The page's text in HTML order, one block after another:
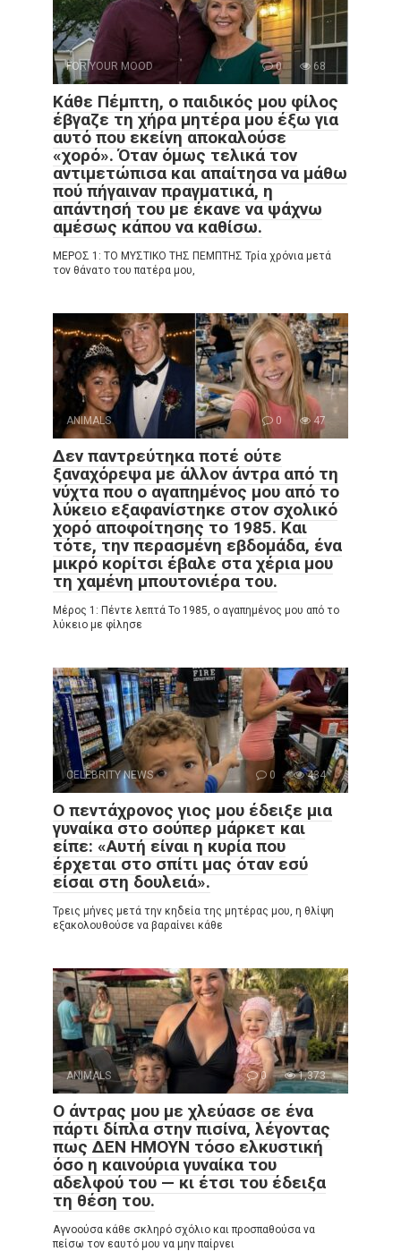
FOR YOUR MOOD 0 68
Κάθε Πέμπτη, ο παιδικός μου φίλος
έβγαζε τη χήρα μητέρα μου έξω για
αυτό που εκείνη αποκαλούσε
«χορό». Όταν όμως τελικά τον
αντιμετώπισα και απαίτησα να μάθω
πού πήγαιναν πραγματικά, η
απάντησή του με έκανε να ψάχνω
αμέσως κάπου να καθίσω.
ΜΕΡΟΣ 1: ΤΟ ΜΥΣΤΙΚΟ ΤΗΣ ΠΕΜΠΤΗΣ Τρία χρόνια μετά
τον θάνατο του πατέρα μου,
ANIMALS 0 47
Δεν παντρεύτηκα ποτέ ούτε
ξαναχόρεψα με άλλον άντρα από τη
νύχτα που ο αγαπημένος μου από το
λύκειο εξαφανίστηκε στον σχολικό
χορό αποφοίτησης το 1985. Και
τότε, την περασμένη εβδομάδα, ένα
μικρό κορίτσι έβαλε στα χέρια μου
τη χαμένη μπουτονιέρα του.
Μέρος 1: Πέντε λεπτά Το 1985, ο αγαπημένος μου από το
λύκειο με φίλησε
CELEBRITY NEWS 0 434
Ο πεντάχρονος γιος μου έδειξε μια
γυναίκα στο σούπερ μάρκετ και
είπε: «Αυτή είναι η κυρία που
έρχεται στο σπίτι μας όταν εσύ
είσαι στη δουλειά».
Τρεις μήνες μετά την κηδεία της μητέρας μου, η θλίψη
εξακολουθούσε να βαραίνει κάθε
ANIMALS 0 1,373
Ο άντρας μου με χλεύασε σε ένα
πάρτι δίπλα στην πισίνα, λέγοντας
πως ΔΕΝ ΗΜΟΥΝ τόσο ελκυστική
όσο η καινούρια γυναίκα του
αδελφού του — κι έτσι του έδειξα
τη θέση του.
Αγνοούσα κάθε σκληρό σχόλιο και προσπαθούσα να
πείσω τον εαυτό μου να μην παίρνει